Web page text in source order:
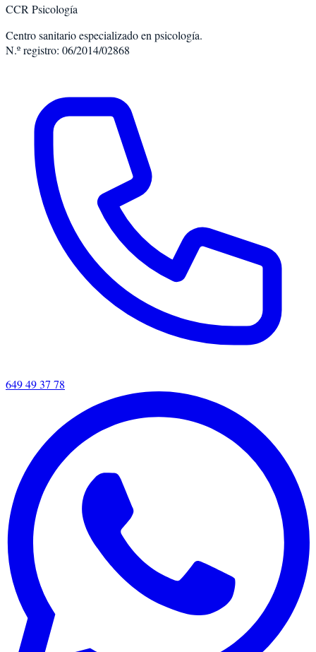
CCR Psicología
Centro sanitario especializado en psicología.
N.º registro: 06/2014/02868
649 49 37 78